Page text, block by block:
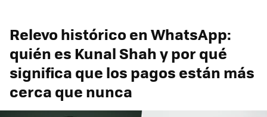
Relevo histórico en WhatsApp:
quién es Kunal Shah y por qué
significa que los pagos están más
cerca que nunca